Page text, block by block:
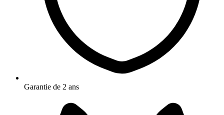
Garantie de 2 ans